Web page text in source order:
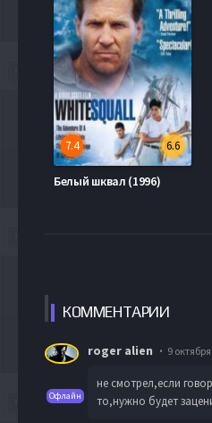
6.6
7.4
Белый шквал (1996)
КОММЕНТАРИИ
Офлайн
roger alien 9
не смотрел,если
то,нужно будет